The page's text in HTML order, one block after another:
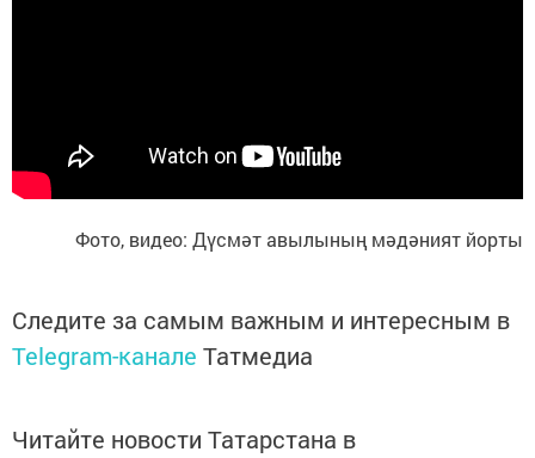
Фото, видео: Дүсмәт авылының мәдәният йорты
Следите за самым важным и интересным в
Telegram-канале Татмедиа
Читайте новости Татарстана в